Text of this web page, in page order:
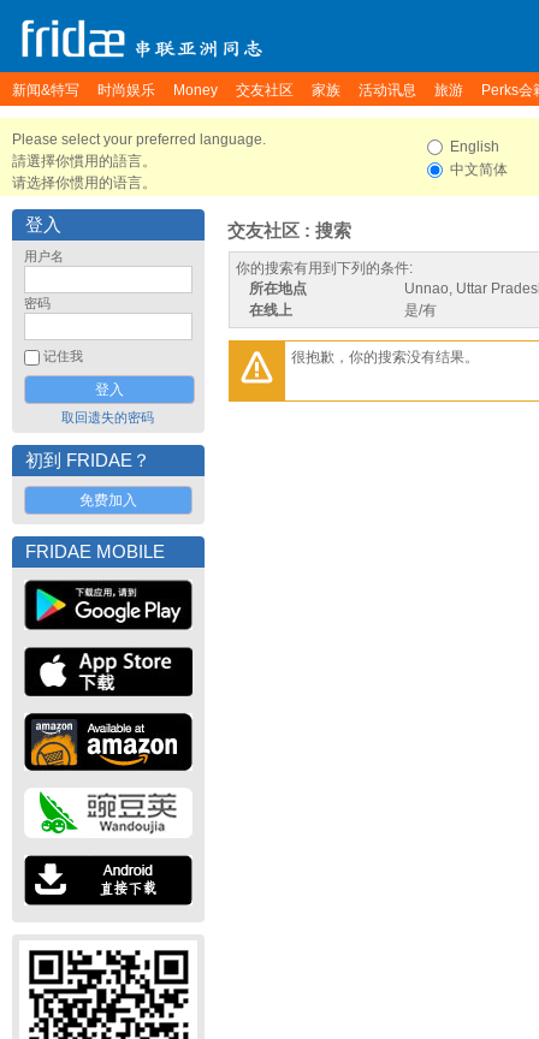
新闻&特写 时尚娱乐 Money 交友社区 家族 活动讯息 旅游 Perks会
Please select your preferred language.
請選擇你慣用的語言。
请选择你惯用的语言。
English
中文简体
登入
用户名
密码
记住我
取回遗失的密码
初到 FRIDAE？
免费加入
FRIDAE MOBILE
交友社区 : 搜索
你的搜索有用到下列的条件:
所在地点
Unnao, Uttar
在线上
是/有
很抱歉，你的搜索没有结果。